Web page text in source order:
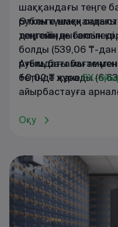
шаққандағы теңге
рубльге
деңгейінде белгіледі.
Өткен күнмен
теңгенің нығаюын
болды (539,06 ₸-дан
рубль бағамы
+0,02 ₸ құрады
Ағымдағы
бетіндежәнеFX-
айырбастауға
Оқу